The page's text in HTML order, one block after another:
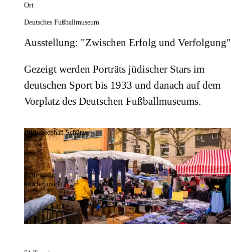
Ort
Deutsches Fußballmuseum
Ausstellung: "Zwischen Erfolg und Verfolgung"
Gezeigt werden Porträts jüdischer Stars im
deutschen Sport bis 1933 und danach auf dem
Vorplatz des Deutschen Fußballmuseums.
Bild:Stephan Schütze
Kategorie
Wochenmarkt